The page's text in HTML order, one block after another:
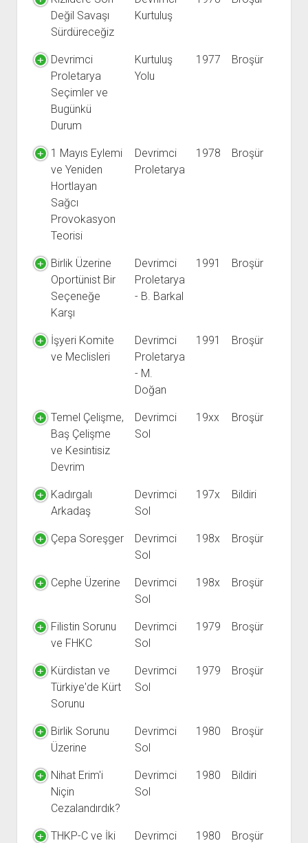
aç
YURTDIŞI KİTAPLIĞI
ATTF KİTAPLIĞI
TDF KİTAPLIĞI
Değil Savaşı
Sürdüreceğiz
Kurtuluş
Devrimci
Proletarya
Seçimler ve
Bugünkü
Durum
Kurtuluş
Yolu
1977 Broşür
1 Mayıs Eylemi
ve Yeniden
Hortlayan
Sağcı
Provokasyon
Teorisi
Devrimci
Proletarya
1978 Broşür
Birlik Üzerine
Oportünist Bir
Seçeneğe
Karşı
Devrimci
Proletarya
- B. Barkal
1991 Broşür
İşyeri Komite
ve Meclisleri
Devrimci
Proletarya
- M.
Doğan
1991 Broşür
Temel Çelişme,
Baş Çelişme
ve Kesintisiz
Devrim
Devrimci
Sol
19xx Broşür
Kadırgalı
Arkadaş
Devrimci
Sol
197x Bildiri
Çepa Soreşger
Devrimci
Sol
198x Broşür
Cephe Üzerine
Devrimci
Sol
198x Broşür
Filistin Sorunu
ve FHKC
Devrimci
Sol
1979 Broşür
Kürdistan ve
Türkiye'de Kürt
Sorunu
Devrimci
Sol
1979 Broşür
Birlik Sorunu
Üzerine
Devrimci
Sol
1980 Broşür
Nihat Erim'i
Niçin
Cezalandırdık?
Devrimci
Sol
1980 Bildiri
THKP-C ve İki
Devrimci
1980 Broşür